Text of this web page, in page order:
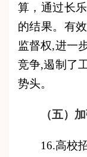
算，通过长
的结果。有
监督权,进一
竞争,遏制了
势头。
（五）
16.高校